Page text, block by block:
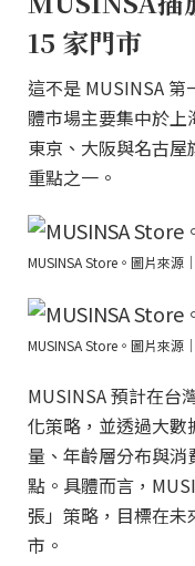
15 家門市
這不是 MUSINSA
體市場主要集中於
東京、大阪與名古
重點之一。
MUSINSA Store。圖片來源
MUSINSA Store。圖片來源
MUSINSA 預計在台
化策略，並透過大數
量、年齡層分布與
點。具體而言，
張」策略，目標在未
市。